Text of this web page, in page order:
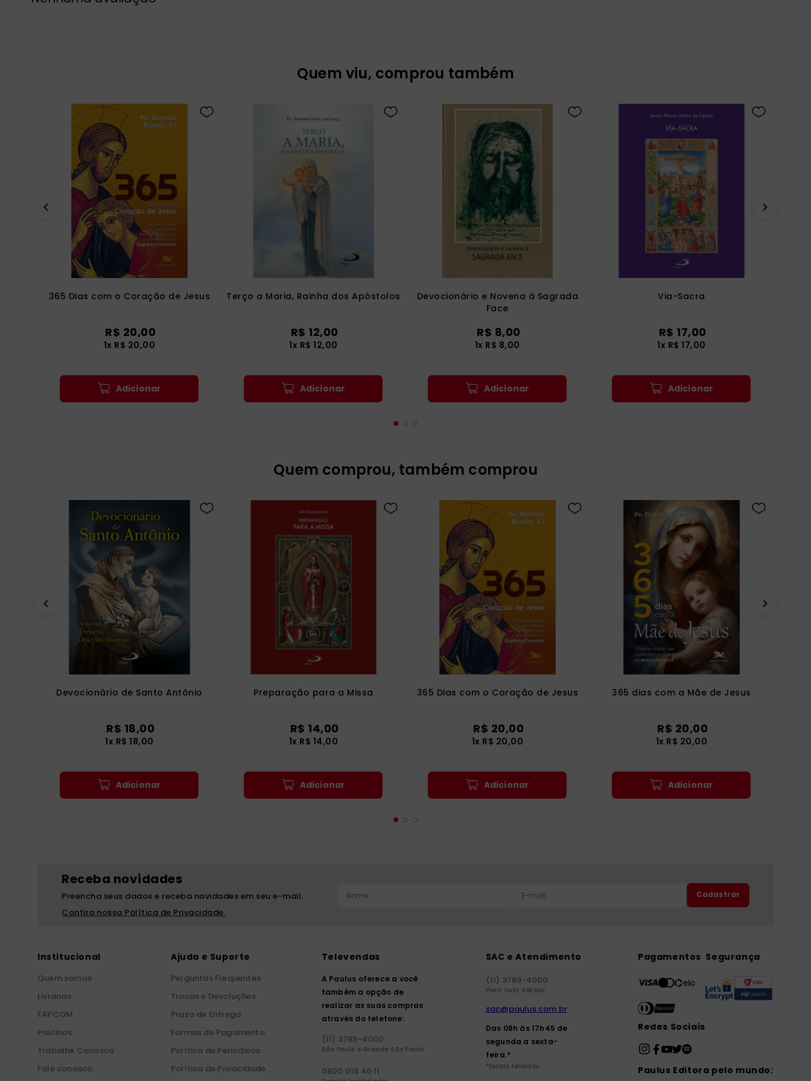
Quem viu, comprou também
365 Dias com o Coração de Jesus
R$ 20,00
1x R$ 20,00
Adicionar
Terço a Maria, Rainha dos Apóstolos
R$ 12,00
1x R$ 12,00
Adicionar
Devocionário e Novena à Sagrada
Face
R$ 8,00
1x R$ 8,00
Adicionar
Via-Sacra
R$ 17,00
1x R$ 17,00
Adicionar
Quem comprou, também comprou
Devocionário de Santo Antônio
R$ 18,00
1x R$ 18,00
Adicionar
Preparação para a Missa
R$ 14,00
1x R$ 14,00
Adicionar
365 Dias com o Coração de Jesus
R$ 20,00
1x R$ 20,00
Adicionar
365 dias com a Mãe de Jesus
R$ 20,00
1x R$ 20,00
Adicionar
Receba novidades
Preencha seus dados e receba novidades em seu e-mail.
Confira nossa Política de Privacidade.
Cadastrar
Institucional
Quem somos
Livrarias
FAPCOM
Paulinos
Trabalhe Conosco
Fale conosco
Ajuda e Suporte
Perguntas Frequentes
Trocas e Devoluções
Prazo de Entrega
Formas de Pagamento
Política de Periódicos
Política de Privacidade
Televendas
A Paulus oferece a você
também a opção de
realizar as suas compras
através do telefone:
(11) 3789-4000
São Paulo e Grande São Paulo
0800 016 40 11
SAC e Atendimento
(11) 3789-4000
Para todo o Brasil
sac@paulus.com.br
Das 08h às 17h45 de
segunda a sexta-
feira.*
*Exceto feriados.
Pagamentos Segurança
Redes Sociais
Paulus Editora pelo mundo: